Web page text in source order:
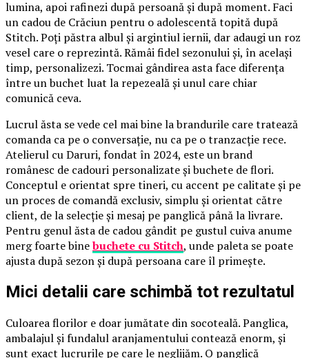
lumina, apoi rafinezi după persoană și după moment. Faci
un cadou de Crăciun pentru o adolescentă topită după
Stitch. Poți păstra albul și argintiul iernii, dar adaugi un roz
vesel care o reprezintă. Rămâi fidel sezonului și, în același
timp, personalizezi. Tocmai gândirea asta face diferența
între un buchet luat la repezeală și unul care chiar
comunică ceva.
Lucrul ăsta se vede cel mai bine la brandurile care tratează
comanda ca pe o conversație, nu ca pe o tranzacție rece.
Atelierul cu Daruri, fondat în 2024, este un brand
românesc de cadouri personalizate și buchete de flori.
Conceptul e orientat spre tineri, cu accent pe calitate și pe
un proces de comandă exclusiv, simplu și orientat către
client, de la selecție și mesaj pe panglică până la livrare.
Pentru genul ăsta de cadou gândit pe gustul cuiva anume
merg foarte binebuchete cu Stitch, unde paleta se poate
ajusta după sezon și după persoana care îl primește.
Mici detalii care schimbă tot rezultatul
Culoarea florilor e doar jumătate din socoteală. Panglica,
ambalajul și fundalul aranjamentului contează enorm, și
sunt exact lucrurile pe care le neglijăm. O panglică